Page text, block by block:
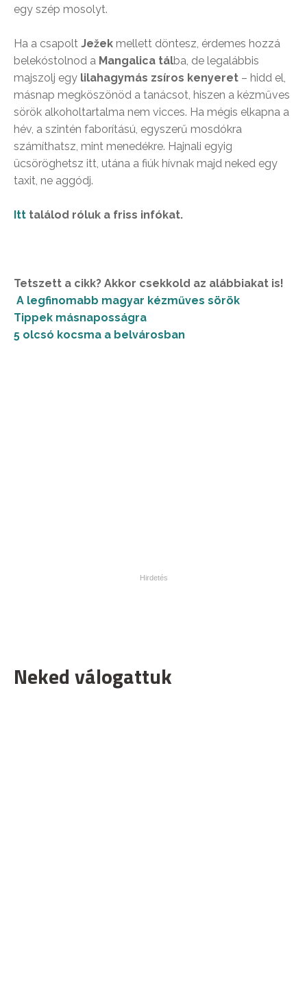
egy szép mosolyt.
Ha a csapolt Ježek mellett döntesz, érdemes hozzá
belekóstolnod a Mangalica tálba, de legalábbis
majszolj egy lilahagymás zsíros kenyeret – hidd el,
másnap megköszönöd a tanácsot, hiszen a kézműves
sörök alkoholtartalma nem vicces. Ha mégis elkapna a
hév, a szintén faborítású, egyszerű mosdókra
számíthatsz, mint menedékre. Hajnali egyig
ücsöröghetsz itt, utána a fiúk hívnak majd neked egy
taxit, ne aggódj.
Itt találod róluk a friss infókat.
Tetszett a cikk? Akkor csekkold az alábbiakat is!
A legfinomabb magyar kézműves sörök
Tippek másnaposságra
5 olcsó kocsma a belvárosban
Neked válogattuk